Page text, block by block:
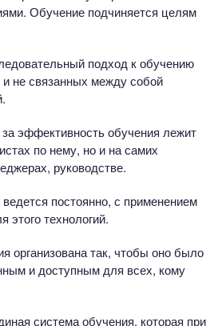
Обучение подчиняется целям
подход к обучению
не связанных между собой
эффективность обучения лежит
по нему, но и на самих
руководстве.
постоянно, с применением
этого технологий.
организована так, чтобы оно было
и доступным для всех, кому
система обучения, которая при